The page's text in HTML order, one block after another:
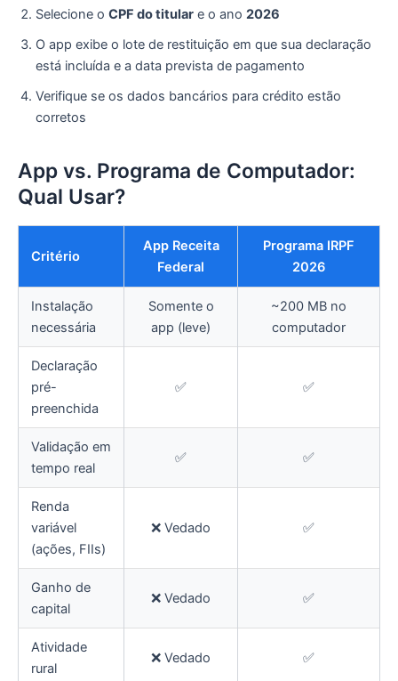
Selecione o CPF do titular e o ano 2026
O app exibe o lote de restituição em que sua declaração
está incluída e a data prevista de pagamento
Verifique se os dados bancários para crédito estão
corretos
App vs. Programa de Computador:
Qual Usar?
Critério
App Receita
Federal
Programa IRPF
2026
Instalação
necessária
Somente o
app (leve)
~200 MB no
computador
Declaração
pré-
preenchida
✅ ✅
Validação em
tempo real
✅ ✅
Renda
variável
(ações, FIIs)
❌ Vedado ✅
Ganho de
capital
❌ Vedado ✅
Atividade
rural
❌ Vedado ✅